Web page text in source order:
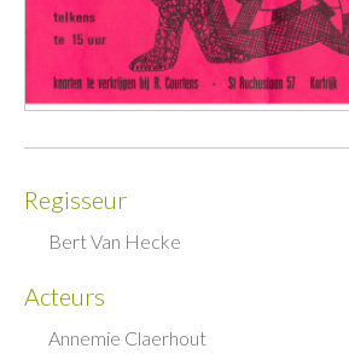
Regisseur
Bert Van Hecke
Acteurs
Annemie Claerhout